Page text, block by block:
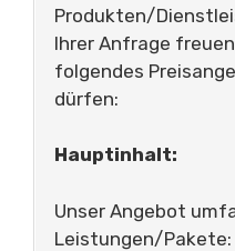
Produkten/
Ihrer Anfrage
folgendes
dürfen:
Hauptinhalt:
Unser Angebot
Leistungen/Pakete: